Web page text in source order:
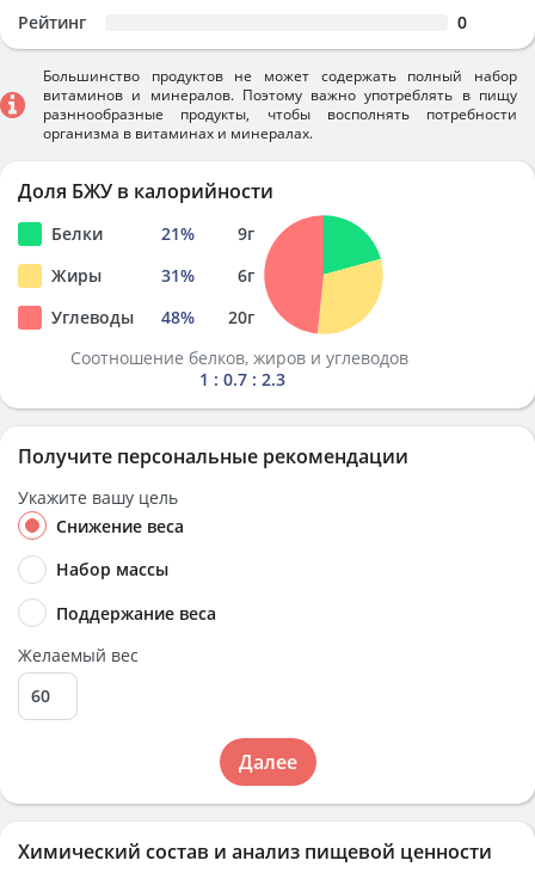
Химический состав и анализ пищевой ценности
Рейтинг 0
Большинство продуктов не может содержать полный набор
витаминов и минералов. Поэтому важно употреблять в пищу
разннообразные продукты, чтобы восполнять потребности
организма в витаминах и минералах.
Доля БЖУ в калорийности
Белки 21% 9г
Жиры
31% 6г
Углеводы
48% 20г
Соотношение белков, жиров и углеводов
1 : 0.7 : 2.3
Получите персональные рекомендации
Укажите вашу цель
Снижение веса
Набор массы
Поддержание веса
Желаемый вес
Далее